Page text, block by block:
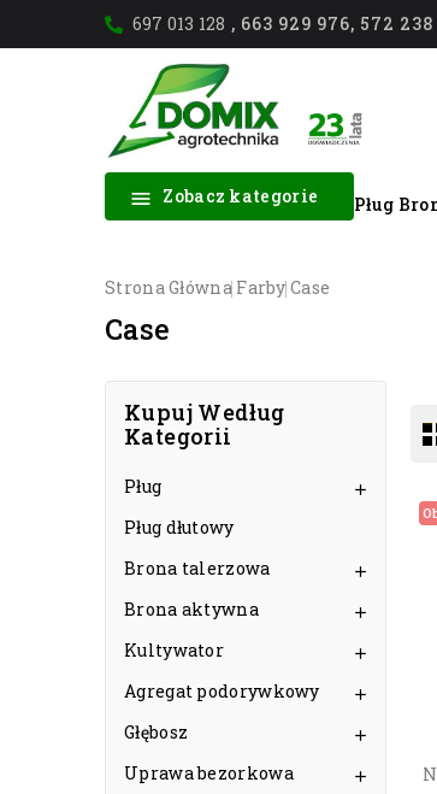
697 013 128 , 663 929 976, 572
 Zobacz kategorie Pług
Strona Główna FarbyCase
Case
Kupuj Według
Kategorii
Pług 
Pług dłutowy
Brona talerzowa

Brona aktywna 
Kultywator 
Agregat podorywkowy 
Głębosz 
Uprawa bezorkowa 